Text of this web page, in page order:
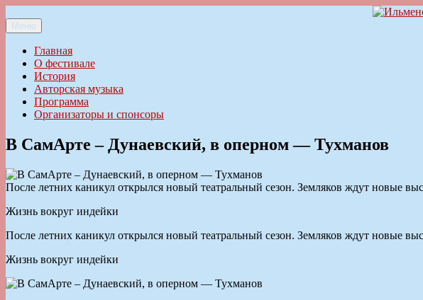
к
содержимому
Ильменский фестиваль авторской песни
Меню
Главная
О фестивале
История
Авторская музыка
Программа
Организаторы и спонсоры
В СамАрте – Дунаевский, в оперном — Тухманов
После летних каникул открылся новый театральный сезон. Земляков ждут новые
Жизнь вокруг индейки
После летних каникул открылся новый театральный сезон. Земляков ждут новые
Жизнь вокруг индейки